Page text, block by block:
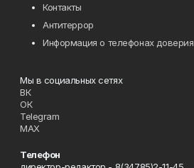
Контакты
Антитеррор
Информация о телефонах доверия
Мы в социальных сетях
ВК
ОК
Telegram
MAX
Телефон